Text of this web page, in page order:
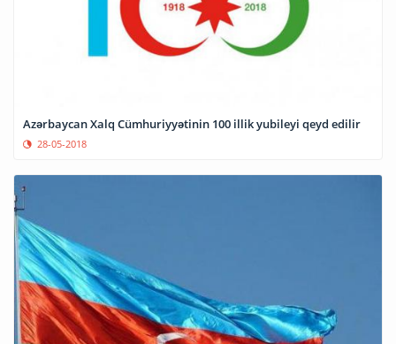
Azərbaycan Xalq Cümhuriyyətinin 100 illik yubileyi qeyd edilir
28-05-2018